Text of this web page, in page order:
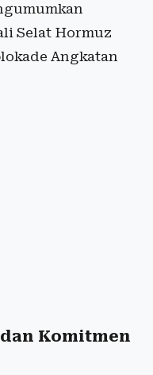
Selat Hormuz
Angkatan
Komitmen